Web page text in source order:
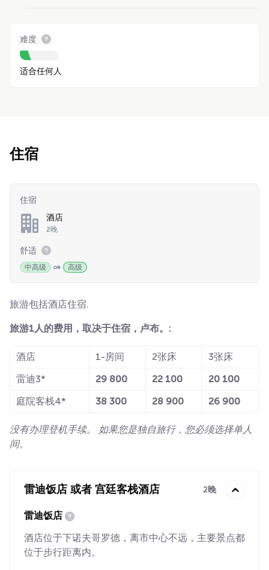
难度
适合任何人
住宿
住宿
酒店
2晚
舒适
中高级 高级
旅游包括酒店住宿.
旅游1人的费用，取决于住宿，卢布。:
酒店 1-房间 2张床
3张床
雷迪3*
29 800 22 100
20 100
庭院客栈4*
38 300 28 900 26 900
没有办理登机手续。 如果您是独自旅行，您必须选择单人
间。
雷迪饭店 或者 宫廷客栈酒店 2晚
雷迪饭店
酒店位于下诺夫哥罗德，离市中心不远，主要景点都
位于步行距离内。